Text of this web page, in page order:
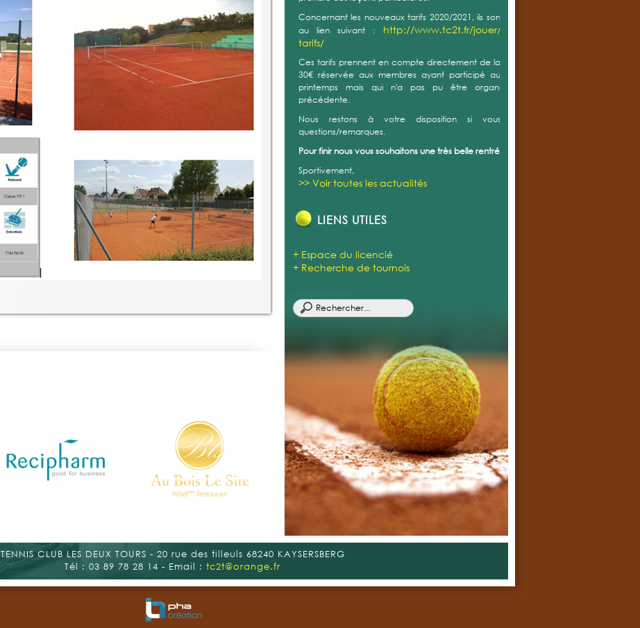
OPEN INDOOR T2CT 2018
Publié le : samedi 13 janvier 2018
L'Open Indoor édition 2018 aura lieu du 1er au 18 mars 2018.
>> Voir toutes les actualités
LIENS UTILES
+ Espace du licencié
+ Recherche de tournois
TENNIS CLUB LES DEUX TOURS - 20 rue des tilleuls 68240 KAYSERSBERG
Tél : 03 89 78 28 14 - Email : tc2t@orange.fr